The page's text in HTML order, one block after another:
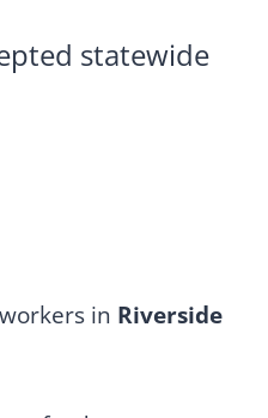
statewide
in Riverside